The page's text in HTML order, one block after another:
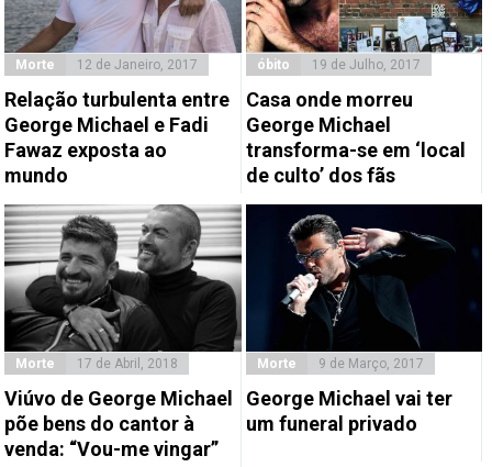
Morte 12 de Janeiro, 2017
Relação turbulenta entre
George Michael e Fadi
Fawaz exposta ao
mundo
óbito 19 de Julho, 2017
Casa onde morreu
George Michael
transforma-se em ‘local
de culto’ dos fãs
Morte 17 de Abril, 2018
Viúvo de George Michael
põe bens do cantor à
venda: “Vou-me vingar”
Morte 9 de Março, 2017
George Michael vai ter
um funeral privado